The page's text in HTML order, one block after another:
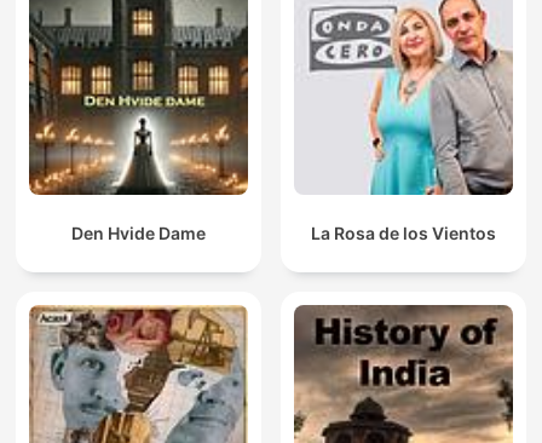
Den Hvide Dame La Rosa de los Vientos